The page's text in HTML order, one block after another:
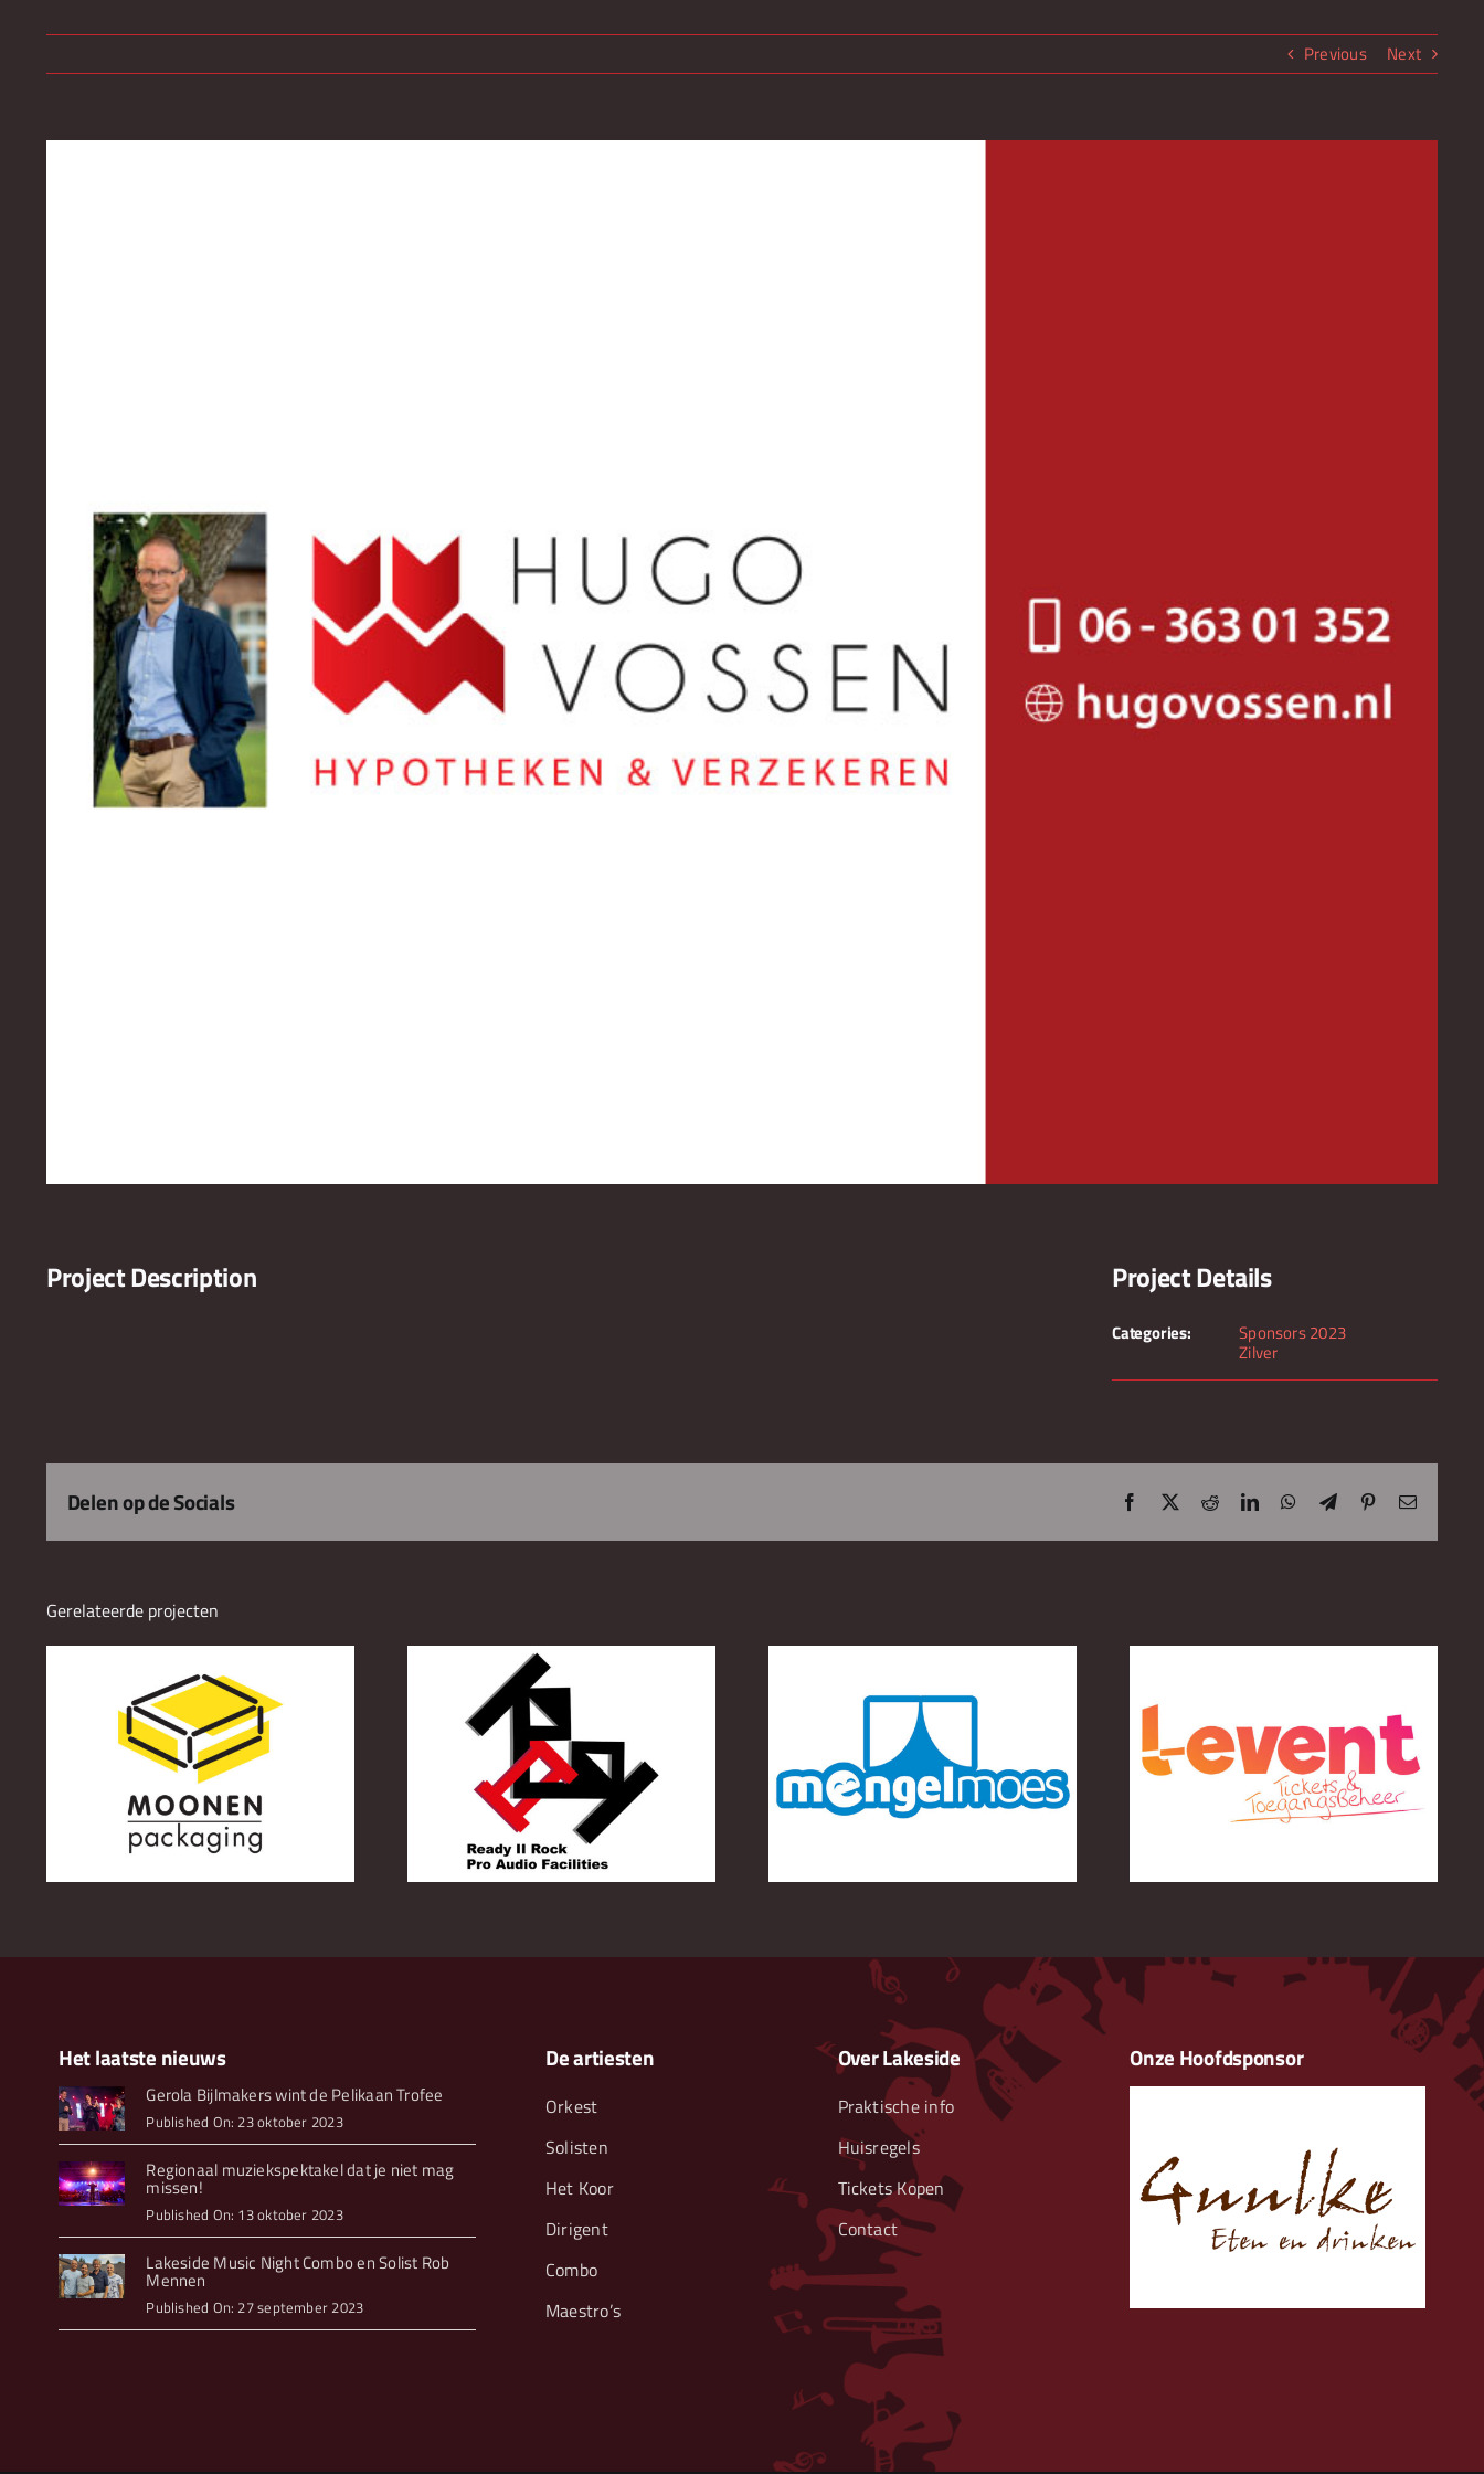
Previous Next
Project Description Project Details
Categories: Sponsors 2023
Zilver
Delen op de Socials Facebook
X RedditLinkedInWhatsApp
TelegramPinterest
E-
Gerelateerde projecten
Ready 2 Rock Mengelmoes L-Event Tickets &
Toegangsbeheer Moonen Packaging
Het laatste nieuws
Gerola Bijlmakers wint de Pelikaan Trofee
Published On: 23 oktober 2023
Regionaal muziekspektakel dat je niet mag
missen!
Published On: 13 oktober 2023
Lakeside Music Night Combo en Solist Rob
Mennen
Published On: 27 september 2023
De artiesten
Orkest
Solisten
Het Koor
Dirigent
Combo
Maestro’s
Over Lakeside
Praktische info
Huisregels
Tickets Kopen
Contact
Onze Hoofdsponsor